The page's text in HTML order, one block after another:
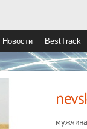
Новости BestTrack